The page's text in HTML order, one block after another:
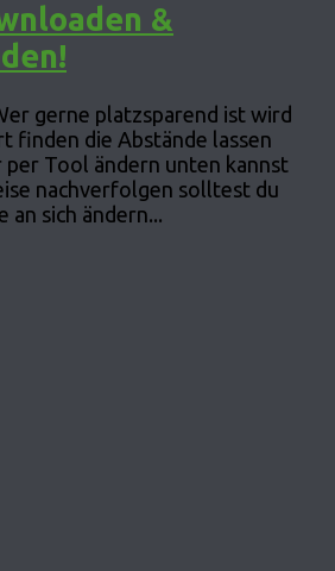
&
gerne platzsparend ist wird
finden die Abstände lassen
per Tool ändern unten kannst
nachverfolgen solltest du
an sich ändern...